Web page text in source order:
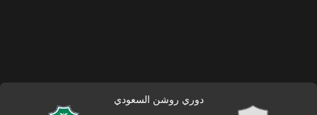
دوري روشن السعودي